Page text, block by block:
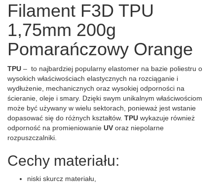
Filament F3D TPU
1,75mm 200g
Pomarańczowy Orange
TPU – to najbardziej popularny elastomer na bazie poliestru o
wysokich właściwościach elastycznych na rozciąganie i
wydłużenie, mechanicznych oraz wysokiej odporności na
ścieranie, oleje i smary. Dzięki swym unikalnym właściwościom
może być używany w wielu sektorach, ponieważ jest wstanie
dopasować się do różnych kształtów. TPU wykazuje również
odporność na promieniowanie UV oraz niepolarne
rozpuszczalniki.
Cechy materiału:
niski skurcz materiału,